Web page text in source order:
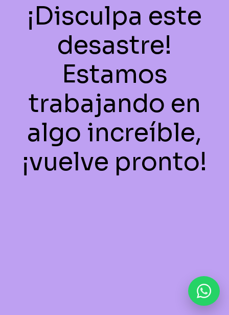
¡Disculpa este
desastre!
Estamos
trabajando en
algo increíble,
¡vuelve pronto!